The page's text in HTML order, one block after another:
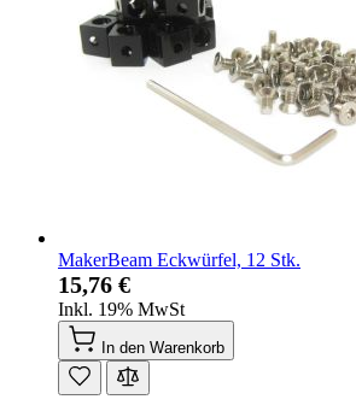
MakerBeam Eckwürfel, 12 Stk.
15,76 €
Inkl. 19% MwSt
In den Warenkorb